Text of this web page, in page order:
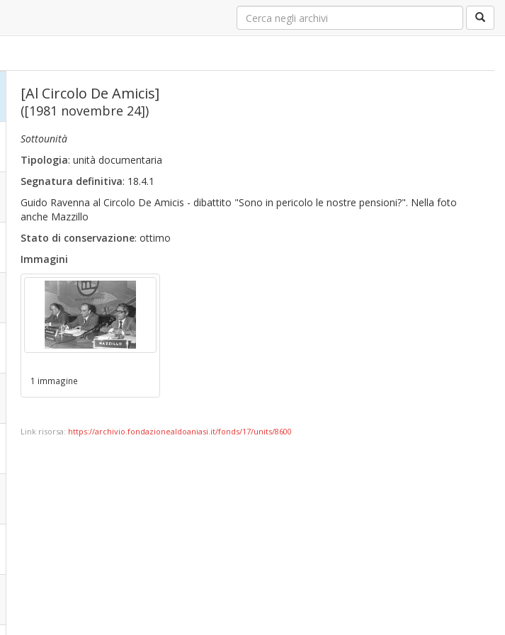
[Al Circolo De Amicis]
([1981 novembre 24])
Sottounità
Tipologia: unità documentaria
Segnatura definitiva: 18.4.1
Guido Ravenna al Circolo De Amicis - dibattito "Sono in pericolo le nostre pensioni?". Nella foto
anche Mazzillo
Stato di conservazione: ottimo
Immagini
1 immagine
Link risorsa: https://archivio.fondazionealdoaniasi.it/fonds/17/units/8600